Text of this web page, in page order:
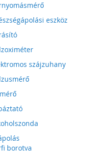
eszköz
szájzuhany
borotva